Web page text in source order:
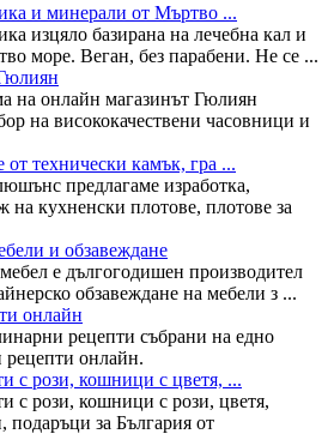
и минерали от Мъртво ...
изцяло базирана на лечебна кал и
море. Веган, без парабени. Не се ...
на онлайн магазинът Гюлиян
на висококачествени часовници и
от технически камък, гра ...
предлагаме изработка,
на кухненски плотове, плотове за
и обзавеждане
е дългогодишен производител
обзавеждане на мебели з ...
онлайн
рецепти събрани на едно
онлайн.
с рози, кошници с цветя, ...
с рози, кошници с рози, цветя,
за България от